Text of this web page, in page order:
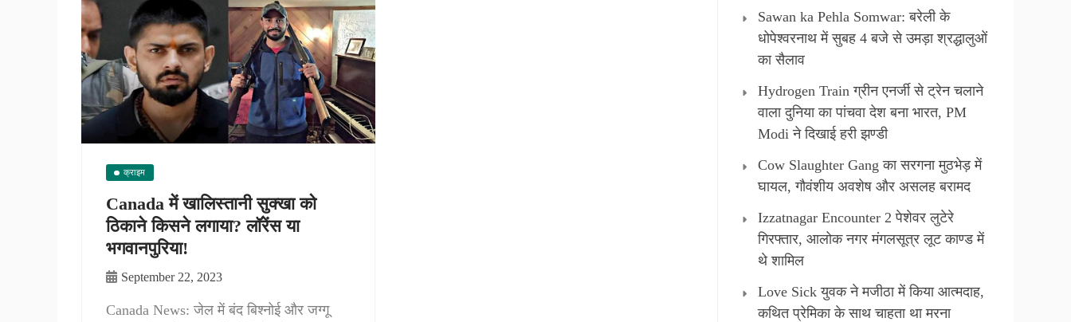
क्राइम
Canada में खालिस्तानी सुक्खा को
ठिकाने किसने लगाया? लॉरेंस या
भगवानपुरिया!
September 22, 2023
Canada News: जेल में बंद बिश्नोई और जग्गू
Sawan ka Pehla Somwar: बरेली के
धोपेश्वरनाथ में सुबह 4 बजे से उमड़ा श्रद्धालुओं
का सैलाव
Hydrogen Train ग्रीन एनर्जी से ट्रेन चलाने
वाला दुनिया का पांचवा देश बना भारत, PM
Modi ने दिखाई हरी झण्डी
Cow Slaughter Gang का सरगना मुठभेड़ में
घायल, गौवंशीय अवशेष और असलह बरामद
Izzatnagar Encounter 2 पेशेवर लुटेरे
गिरफ्तार, आलोक नगर मंगलसूत्र लूट काण्‍ड में
थे शामिल
Love Sick युवक ने मजीठा में किया आत्मदाह,
कथित प्रेमिका के साथ चाहता था मरना